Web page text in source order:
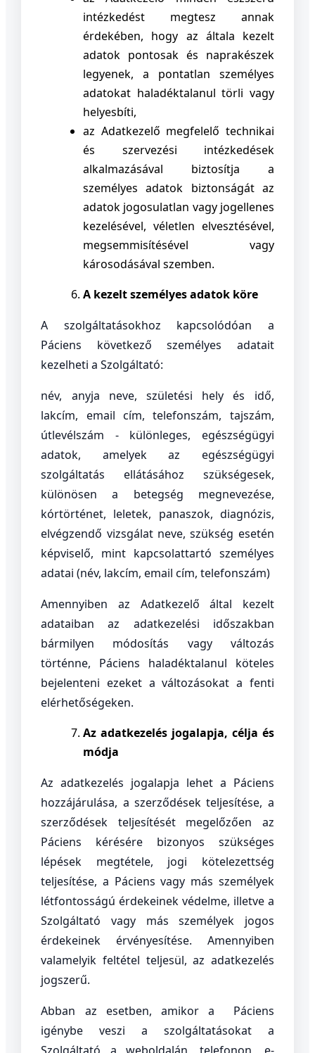
intézkedést megtesz annak
érdekében, hogy az általa kezelt
adatok pontosak és naprakészek
legyenek, a pontatlan személyes
adatokat haladéktalanul törli vagy
helyesbíti,
az Adatkezelő megfelelő technikai
és szervezési intézkedések
alkalmazásával biztosítja a
személyes adatok biztonságát az
adatok jogosulatlan vagy jogellenes
kezelésével, véletlen elvesztésével,
megsemmisítésével vagy
károsodásával szemben.
A kezelt személyes adatok köre
A szolgáltatásokhoz kapcsolódóan a
Páciens következő személyes adatait
kezelheti a Szolgáltató:
név, anyja neve, születési hely és idő,
lakcím, email cím, telefonszám, tajszám,
útlevélszám - különleges, egészségügyi
adatok, amelyek az egészségügyi
szolgáltatás ellátásához szükségesek,
különösen a betegség megnevezése,
kórtörténet, leletek, panaszok, diagnózis,
elvégzendő vizsgálat neve, szükség esetén
képviselő, mint kapcsolattartó személyes
adatai (név, lakcím, email cím, telefonszám)
Amennyiben az Adatkezelő által kezelt
adataiban az adatkezelési időszakban
bármilyen módosítás vagy változás
történne, Páciens haladéktalanul köteles
bejelenteni ezeket a változásokat a fenti
elérhetőségeken.
Az adatkezelés jogalapja, célja és
módja
Az adatkezelés jogalapja lehet a Páciens
hozzájárulása, a szerződések teljesítése, a
szerződések teljesítését megelőzően az
Páciens kérésére bizonyos szükséges
lépések megtétele, jogi kötelezettség
teljesítése, a Páciens vagy más személyek
létfontosságú érdekeinek védelme, illetve a
Szolgáltató vagy más személyek jogos
érdekeinek érvényesítése. Amennyiben
valamelyik feltétel teljesül, az adatkezelés
jogszerű.
Abban az esetben, amikor a Páciens
igénybe veszi a szolgáltatásokat a